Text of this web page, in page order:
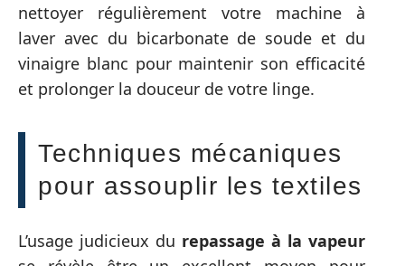
nettoyer régulièrement votre machine à
laver avec du bicarbonate de soude et du
vinaigre blanc pour maintenir son efficacité
et prolonger la douceur de votre linge.
Techniques mécaniques
pour assouplir les textiles
L’usage judicieux du repassage à la vapeur